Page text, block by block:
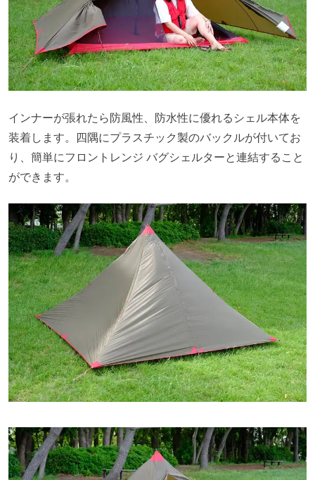
インナーが張れたら防風性、防水性に優れるシェル本体を
装着します。四隅にプラスチック製のバックルが付いてお
り、簡単にフロントレンジ バグシェルターと連結すること
ができます。